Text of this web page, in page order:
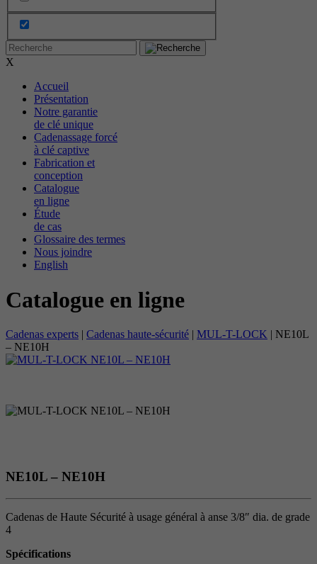
X
Accueil
Présentation
Notre garantie
de clé unique
Cadenassage forcé
à clé captive
Fabrication et
conception
Catalogue
en ligne
Étude
de cas
Glossaire des termes
Nous joindre
English
Catalogue en ligne
Cadenas experts | Cadenas haute-sécurité | MUL-T-LOCK | NE10L
– NE10H
NE10L – NE10H
Cadenas de Haute Sécurité à usage général à anse 3/8″ dia. de grade
4
Spécifications